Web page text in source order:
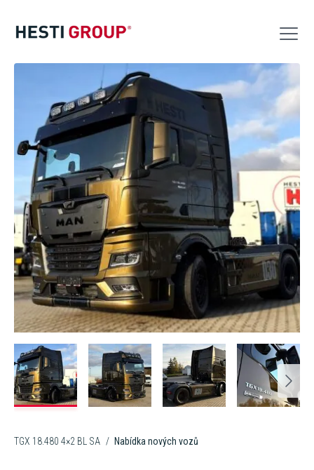
Logistika
VW Servis
Kontakt
Nabídka nových vozů
Nabídka ojetých vozů
Servis
Zastupované značky
HESTI Group
TGX 18.480 4×2 BL SA Nabídka nových vozů